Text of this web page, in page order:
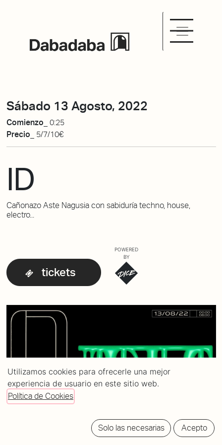
Sábado 13 Agosto, 2022
Comienzo_ 0:25
Precio_ 5/7/10€
ID
Cañonazo Aste Nagusia con sabiduría techno, house,
electro...
tickets
POWERED
BY
Utilizamos cookies para ofrecerle una mejor
experiencia de usuario en este sitio web.
Política de Cookies
Solo las necesarias Acepto